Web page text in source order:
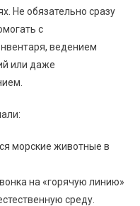
Не обязательно сразу
с
ведением
или даже
морские животные в
на «горячую линию»
среду.